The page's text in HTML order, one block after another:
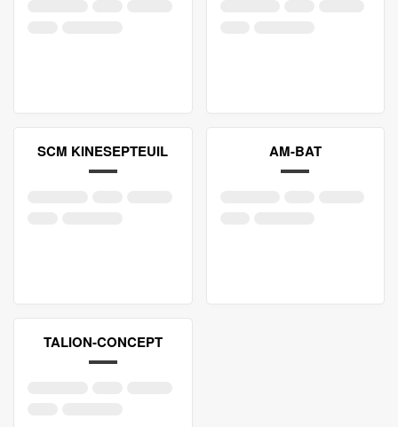
SCM KINESEPTEUIL AM-BAT
TALION-CONCEPT